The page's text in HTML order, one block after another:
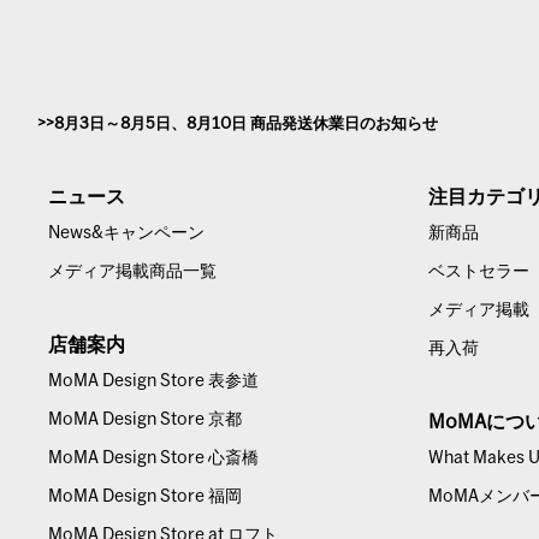
8月3日～8月5日、8月10日 商品発送休業日のお知らせ
ニュース
News&キャンペーン
メディア掲載商品一覧
店舗案内
MoMA Design Store 表参道
MoMA Design Store 京都
MoMA Design Store 心斎橋
MoMA Design Store 福岡
MoMA Design Store at ロフト
注目カテゴ
新商品
ベストセラー
メディア掲載
再入荷
MoMAにつ
What Makes
MoMAメンバ